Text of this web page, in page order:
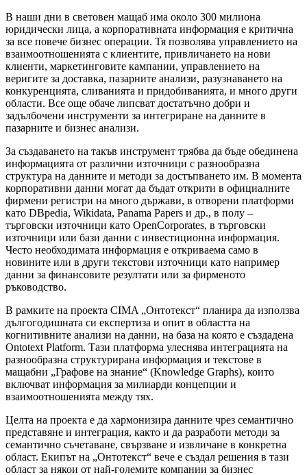
В наши дни в световен мащаб има около 300 милиона
юридически лица, а корпоративната информация е критична
за все повече бизнес операции. Тя позволява управлението на
взаимоотношенията с клиентите, привличането на нови
клиенти, маркетинговите кампании, управлението на
веригите за доставка, пазарните анализи, разузнаването на
конкуренцията, сливанията и придобиванията, и много други
области. Все още обаче липсват достатъчно добри и
задълбочени инструменти за интегриране на данните в
пазарните и бизнес анализи.
За създаването на такъв инструмент трябва да бъде обединена
информацията от различни източници с разнообразна
структура на данните и методи за достъпването им. В момента
корпоративни данни могат да бъдат открити в официалните
фирмени регистри на много държави, в отворени платформи
като DBpedia, Wikidata, Panama Papers и др., в полу –
търговски източници като OpenCorporates, в търговски
източници или бази данни с инвестиционна информация.
Често необходимата информация е откриваема само в
новините или в други текстови източници като например
данни за финансовите резултати или за фирменото
ръководство.
В рамките на проекта CIMA „Онтотекст“ планира да използва
дългогодишната си експертиза и опит в областта на
когнитивните анализи на данни, на база на която е създадена
Ontotext Platform. Тази платформа улеснява интеграцията на
разнообразна структурирана информация и текстове в
мащабни „Графове на знание“ (Knowledge Graphs), които
включват информация за милиарди концепции и
взаимоотношенията между тях.
Целта на проекта е да хармонизира данните чрез семантично
представяне и интеграция, както и да разработи методи за
семантично съчетаване, свързване и извличане в конкретна
област. Екипът на „Онтотекст“ вече е създал решения в тази
област за някои от най-големите компании за бизнес